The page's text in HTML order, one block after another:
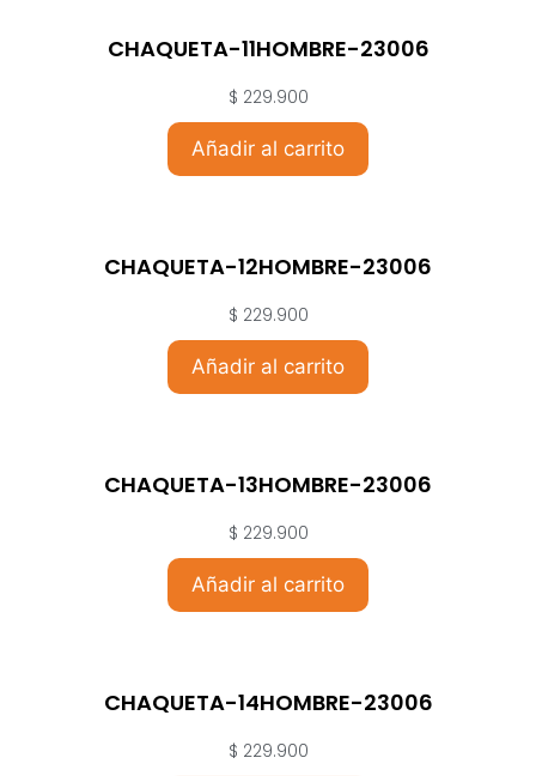
CHAQUETA-11HOMBRE-23006
$ 229.900
Añadir al carrito
CHAQUETA-12HOMBRE-23006
$ 229.900
Añadir al carrito
CHAQUETA-13HOMBRE-23006
$ 229.900
Añadir al carrito
CHAQUETA-14HOMBRE-23006
$ 229.900